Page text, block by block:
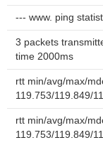
--- www. ping
3 packets
time 2000ms
rtt min/avg/max/
119.753/119.849/
rtt min/avg/max/
119.753/119.849/